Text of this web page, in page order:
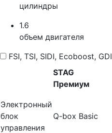
цилиндры
1.6
объем двигателя
FSI, TSI, SIDI, Ecoboost, GDI
STAG
Премиум
Электронный
блок
управления
Q-box Basic